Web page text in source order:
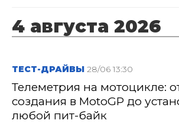
4 августа 2026
ТЕСТ-ДРАЙВЫ 28/06 13:30
Телеметрия на мотоцикле:
создания в MotoGP до
любой пит-байк